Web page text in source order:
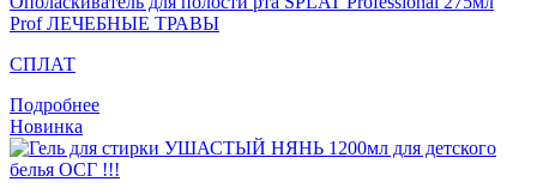
Prof ЛЕЧЕБНЫЕ ТРАВЫ
СПЛАТ
Подробнее
Новинка